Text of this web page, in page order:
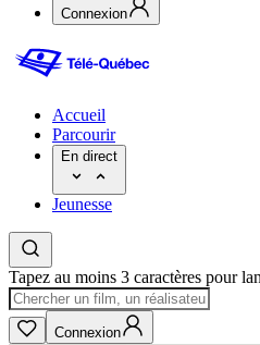
Connexion
Accueil
Parcourir
En direct
Jeunesse
Tapez au moins 3 caractères pour
Connexion